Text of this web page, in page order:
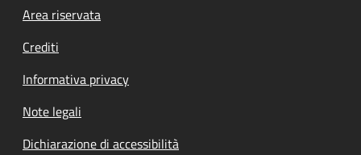
Footer menu
Area riservata
Crediti
Informativa privacy
Note legali
Dichiarazione di accessibilità